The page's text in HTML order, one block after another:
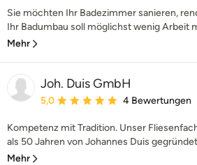
Sie möchten Ihr Badezimmer sanieren,
Ihr Badumbau soll möglichst wenig Arbeit
Mehr
Joh. Duis GmbH
Durchschnittliche Bewertung: 5 von
5,0 4 Bewertungen
Kompetenz mit Tradition. Unser
als 50 Jahren von Johannes Duis
Mehr